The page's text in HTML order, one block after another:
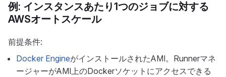
例: インスタンスあたり1つのジョブに対する
AWSオートスケール
前提条件:
Docker EngineがインストールされたAMI。Runnerマネ
ージャーがAMI上のDockerソケットにアクセスできる